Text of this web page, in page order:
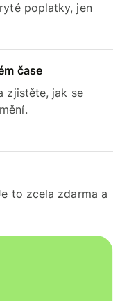
poplatky, jen
čase
zjistěte, jak se
to zcela zdarma a